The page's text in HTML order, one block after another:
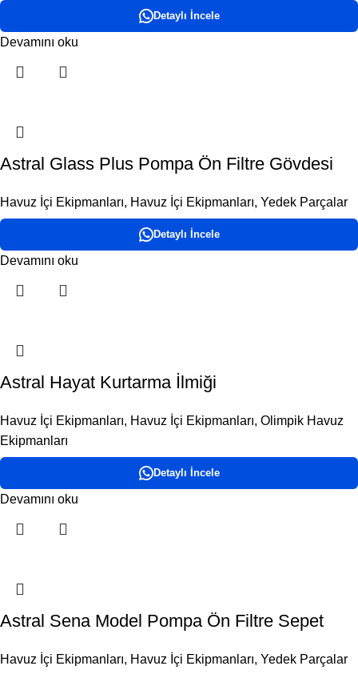
Detaylı İncele
Devamını oku
Astral Glass Plus Pompa Ön Filtre Gövdesi
Havuz İçi Ekipmanları, Havuz İçi Ekipmanları, Yedek Parçalar
Detaylı İncele
Devamını oku
Astral Hayat Kurtarma İlmiği
Havuz İçi Ekipmanları, Havuz İçi Ekipmanları, Olimpik Havuz
Ekipmanları
Detaylı İncele
Devamını oku
Astral Sena Model Pompa Ön Filtre Sepet
Havuz İçi Ekipmanları, Havuz İçi Ekipmanları, Yedek Parçalar